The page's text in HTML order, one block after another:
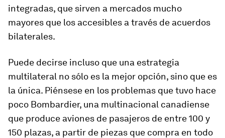
integradas, que sirven a mercados mucho
mayores que los accesibles a través de acuerdos
bilaterales.
Puede decirse incluso que una estrategia
multilateral no sólo es la mejor opción, sino que es
la única. Piénsese en los problemas que tuvo hace
poco Bombardier, una multinacional canadiense
que produce aviones de pasajeros de entre 100 y
150 plazas, a partir de piezas que compra en todo